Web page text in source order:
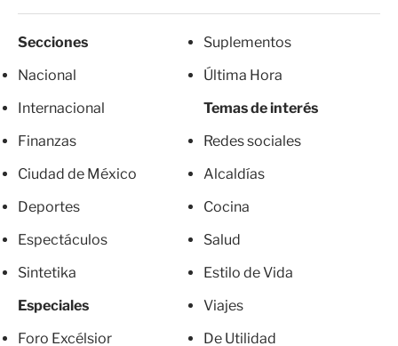
Secciones
Nacional
Internacional
Finanzas
Ciudad de México
Deportes
Espectáculos
Sintetika
Especiales
Foro Excélsior
Suplementos
Última Hora
Temas de interés
Redes sociales
Alcaldías
Cocina
Salud
Estilo de Vida
Viajes
De Utilidad